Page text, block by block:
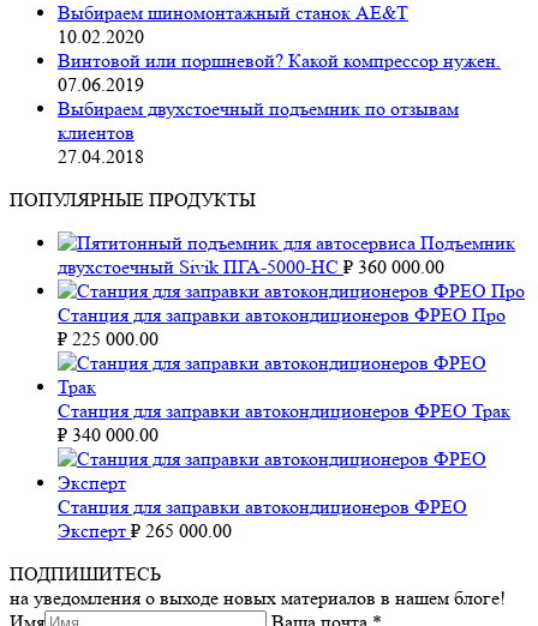
Выбираем шиномонтажный станок AE&T
10.02.2020
Винтовой или поршневой? Какой компрессор нужен.
07.06.2019
Выбираем двухстоечный подъемник по отзывам
клиентов
27.04.2018
ПОПУЛЯРНЫЕ ПРОДУКТЫ
Подъемник
двухстоечный Sivik ПГА-5000-НС ₽ 360 000.00
Станция для заправки автокондиционеров ФРЕО Про
₽ 225 000.00
Станция для заправки автокондиционеров ФРЕО Трак
₽ 340 000.00
Станция для заправки автокондиционеров ФРЕО
Эксперт ₽ 265 000.00
ПОДПИШИТЕСЬ
на уведомления о выходе новых материалов в нашем блоге!